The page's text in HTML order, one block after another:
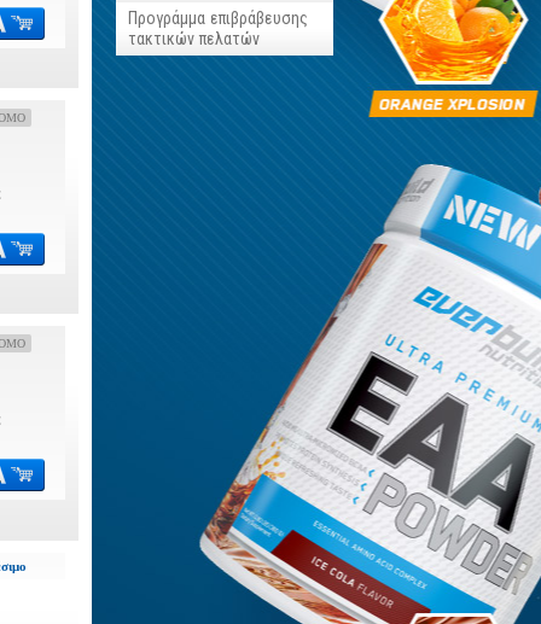
Προγράμμα επιβράβευσης
τακτικών πελατών